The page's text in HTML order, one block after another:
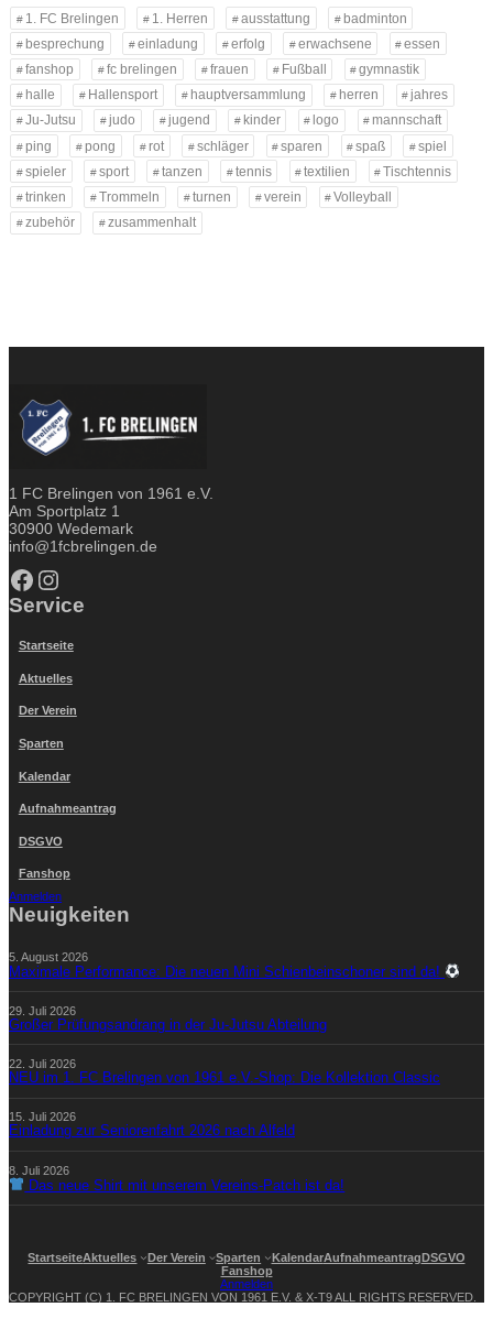
1. FC Brelingen 1. Herren ausstattung
badminton
besprechung
einladung erfolg erwachsene
essen
fanshop
fc brelingen frauen Fußball
gymnastik
halle
Hallensport hauptversammlung herren
jahres
Ju-Jutsu
judo jugend kinder logo
mannschaft
ping
pong rot schläger sparen spaß
spiel
spieler
sport tanzen tennis textilien
Tischtennis
trinken
Trommeln turnen verein
Volleyball
zubehör
zusammenhalt
1 FC Brelingen von 1961 e.V.
Am Sportplatz 1
30900 Wedemark
info@1fcbrelingen.de
Facebook Instagram
Service
Startseite
Aktuelles
Der Verein
Sparten
Kalendar
Aufnahmeantrag
DSGVO
Fanshop
Anmelden
Neuigkeiten
5. August 2026
Maximale Performance: Die neuen Mini Schienbeinschoner sind da!
29. Juli 2026
Großer Prüfungsandrang in der Ju-Jutsu Abteilung
22. Juli 2026
NEU im 1. FC Brelingen von 1961 e.V.-Shop: Die Kollektion Classic
15. Juli 2026
Einladung zur Seniorenfahrt 2026 nach Alfeld
8. Juli 2026
Das neue Shirt mit unserem Vereins-Patch ist da!
StartseiteAktuelles Der Verein Sparten KalendarAufnahmeantragDSGVO
Fanshop
Anmelden
COPYRIGHT (C) 1. FC BRELINGEN VON 1961 E.V. & X-T9 ALL RIGHTS RESERVED.